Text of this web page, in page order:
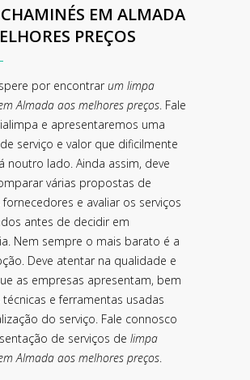
EM ALMADA
PREÇOS
por encontrarum limpa
Almada aos melhores preços . Fale
e apresentaremos uma
serviço e valor que dificilmente
noutro lado. Ainda assim, deve
várias propostas de
e avaliar os serviços
antes de decidir em
Nem sempre o mais barato é a
Deve atentar na qualidade e
as empresas apresentam, bem
e ferramentas usadas
do serviço. Fale connosco
de serviços de limpa
Almada aos melhores preços